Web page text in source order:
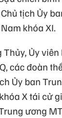
tịch Ủy
khóa XI.
Thủy, Ủy
các đoàn
Ủy ban
X tái cử
ương